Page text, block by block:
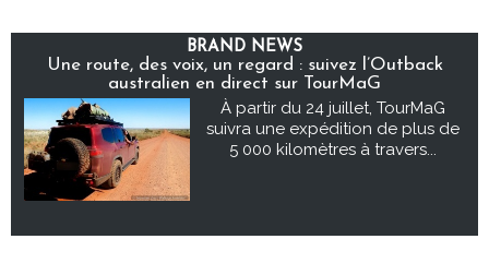
BRAND NEWS
Une route, des voix, un regard : suivez l’Outback
australien en direct sur TourMaG
À partir du 24 juillet, TourMaG
suivra une expédition de plus de
5 000 kilomètres à travers...